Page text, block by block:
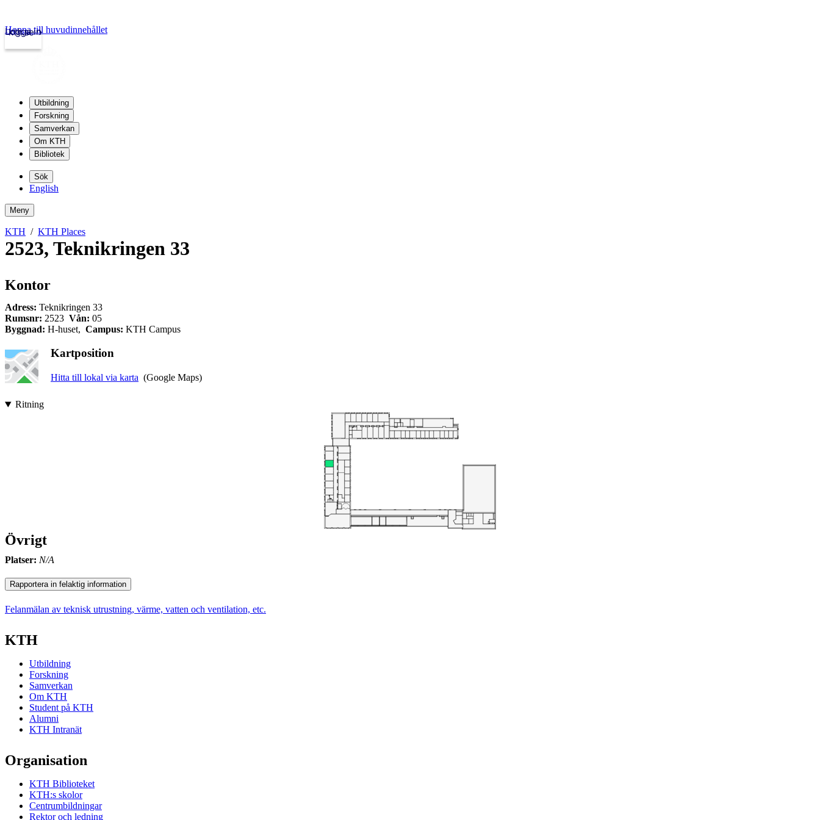
kth.se
Logga in
Hoppa till huvudinnehållet
Utbildning
Forskning
Samverkan
Om KTH
Bibliotek
Sök
English
Meny
KTH KTH Places
2523, Teknikringen 33
Kontor
Adress: Teknikringen 33
Rumsnr: 2523 Vån: 05
Byggnad: H-huset, Campus: KTH Campus
Kartposition
Hitta till lokal via karta (Google Maps)
Ritning
Övrigt
Platser: N/A
Rapportera in felaktig information
Felanmälan av teknisk utrustning, värme, vatten och ventilation, etc.
KTH
Utbildning
Forskning
Samverkan
Om KTH
Student på KTH
Alumni
KTH Intranät
Organisation
KTH Biblioteket
KTH:s skolor
Centrumbildningar
Rektor och ledning